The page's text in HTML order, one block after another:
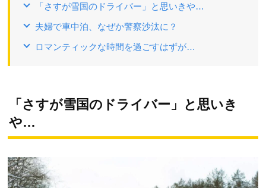
「さすが雪国のドライバー」と思いきや…
夫婦で車中泊、なぜか警察沙汰に？
ロマンティックな時間を過ごすはずが…
「さすが雪国のドライバー」と思いき
や…